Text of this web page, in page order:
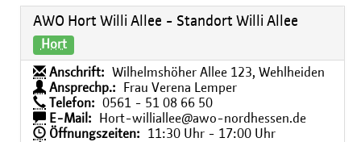
AWO Hort Willi Allee - Standort Willi Allee
Hort
Anschrift:
Wilhelmshöher Allee 123, Wehlheiden
Ansprechp.:
Frau Verena Lemper
Telefon:
0561 - 51 08 66 50
E-Mail:
Hort-williallee@awo-nordhessen.de
Öffnungszeiten:
11:30 Uhr - 17:00 Uhr